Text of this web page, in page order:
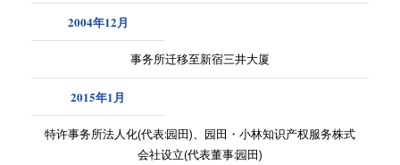
2004年12月
事务所迁移至新宿三井大厦
2015年1月
特许事务所法人化(代表:园田)、园田・小林知识产权服务株式
会社设立(代表董事:园田)